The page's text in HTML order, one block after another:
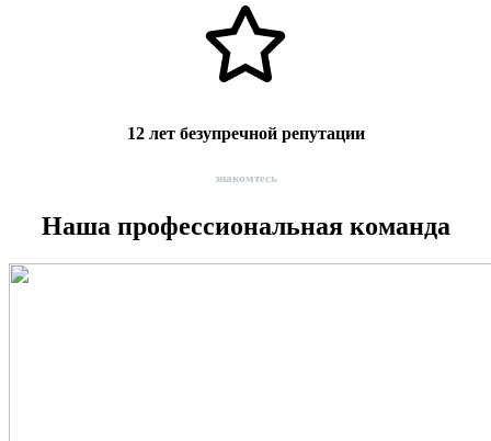
12 лет безупречной репутации
знакомтесь
Наша профессиональная команда